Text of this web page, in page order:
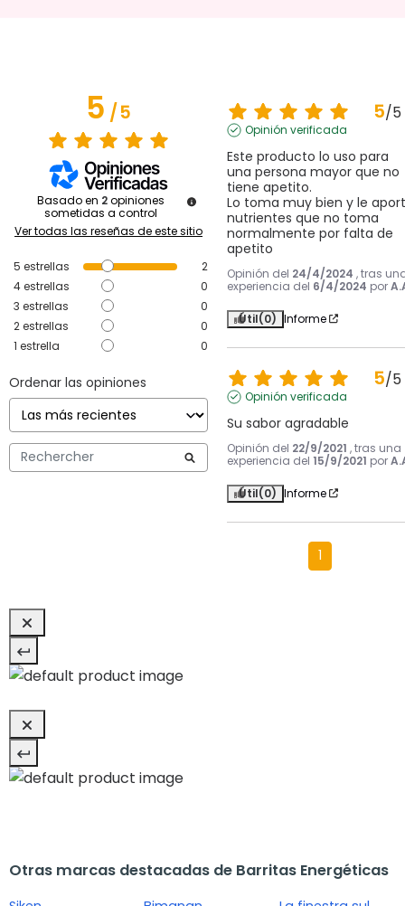
5/5
Basado en 2 opiniones
sometidas a control
Ver todas las reseñas de este sitio
5 estrellas
2
4estrellas
0
3 estrellas
0
2estrellas
0
1 estrella 0
Ordenar las opiniones
5/5
Opinión verificada
Este producto lo uso para
una persona mayor que no
tiene apetito.
Lo toma muy bien y le
nutrientes que no toma
normalmente por falta de
apetito
Opinión del 24/4/2024 , tras
experiencia del 6/4/2024 por
Útil(0) Informe
5/5
Opinión verificada
Su sabor agradable
Opinión del 22/9/2021 , tras una
experiencia del 15/9/2021 por
Útil(0) Informe
1
Otras marcas destacadas de Barritas Energéticas